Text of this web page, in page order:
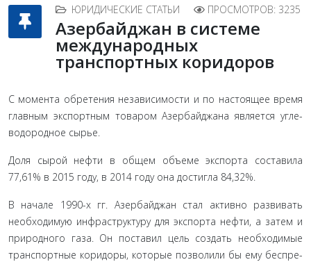
ЮРИДИЧЕСКИЕ СТАТЬИ ПРОСМОТРОВ: 3235
Азербайджан в системе
международных
транспортных коридоров
C момента обретения независимости и по настоящее вре­мя
главным экспортным товаром Азербайджана является угле­
водородное сырье.
Доля сырой нефти в общем объеме экспорта составила
77,61% в 2015 году, в 2014 году она достигла 84,32%.
В начале 1990-х гг. Азербайджан стал активно развивать
необходимую инфраструктуру для экспорта нефти, а затем и
природного газа. Он поставил цель создать необходимые
транспортные коридоры, которые позволили бы ему беспре­